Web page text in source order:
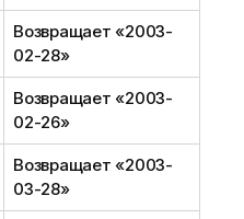
Возвращает «2003-
02-28»
Возвращает «2003-
02-26»
Возвращает «2003-
03-28»